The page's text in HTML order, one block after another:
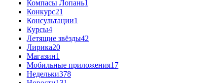
Компасы Лопань1
Конкурс21
Консультации1
Курсы4
Летящие звёзды42
Лирика20
Магазин1
Мобильные приложения17
Недельки378